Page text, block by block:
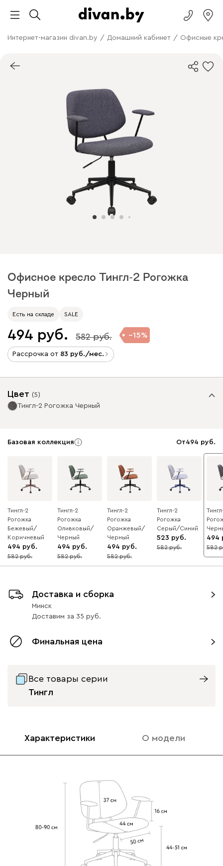
Интернет-магазин divan.by / Домашний кабинет / Офисные
Офисное кресло Тингл-2 Рогожка
Черный
Есть на складе SALE
494 582 15
Рассрочка от 83 /мес.
Цвет (5)
Тингл-2 Рогожка Черный
Базовая коллекция От494
Тингл-2
Рогожка
Бежевый/
Коричневый
494
15
582
Тингл-2
Рогожка
Оливковый/
Черный
494
15
582
Тингл-2
Рогожка
Оранжевый/
Черный
494
15
582
Тингл-2
Рогожка
Серый/Синий
523
10
582
494
15
582
Доставка и сборка
Минск
Доставим за 35
Финальная цена
Все товары серии
Тингл
Характеристики О модели